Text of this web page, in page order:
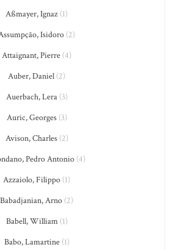
Aßmayer, Ignaz (1)
Isidoro (2)
Attaignant, Pierre (4)
Auber, Daniel (2)
Auerbach, Lera(3)
Auric, Georges(3)
Avison, Charles(2)
Pedro Antonio (4)
Azzaiolo, Filippo (1)
Babadjanian, Arno (2)
Babell, William(1)
Babo, Lamartine(1)